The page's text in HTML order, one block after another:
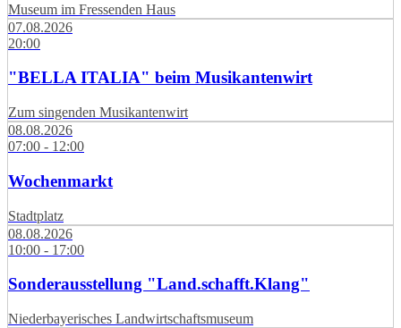
Museum im Fressenden Haus
07.08.2026
20:00
"BELLA ITALIA" beim Musikantenwirt
Zum singenden Musikantenwirt
08.08.2026
07:00 - 12:00
Wochenmarkt
Stadtplatz
08.08.2026
10:00 - 17:00
Sonderausstellung "Land.schafft.Klang"
Niederbayerisches Landwirtschaftsmuseum